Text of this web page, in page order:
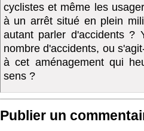
cyclistes et même les
à un arrêt situé en plein
autant parler d'accidents ?
nombre d'accidents, ou
à cet aménagement qui
sens ?
Publier un